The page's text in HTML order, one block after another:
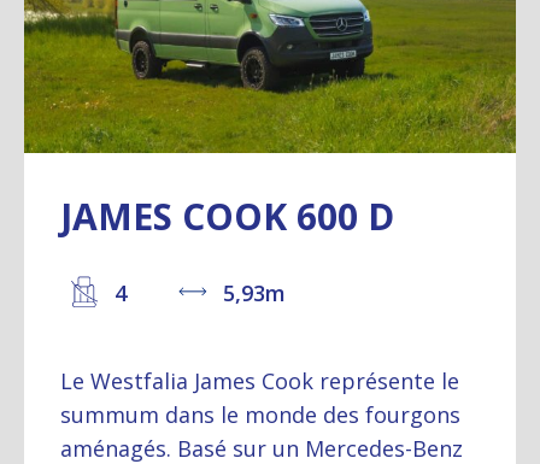
JAMES COOK 600 D
4 5,93m
Le Westfalia James Cook représente le
summum dans le monde des fourgons
aménagés. Basé sur un Mercedes-Benz